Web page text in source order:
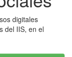
digitales
del IIS, en el